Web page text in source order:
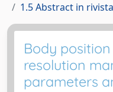
1.5 Abstract in rivista
Body
resolution
parameters